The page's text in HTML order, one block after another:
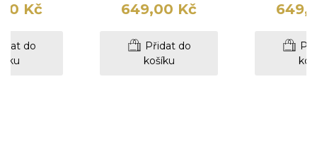
Kč
do
649,00 Kč
Přidat do
košíku